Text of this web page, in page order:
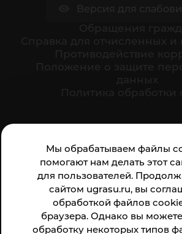
Мы обрабатываем файлы
помогают нам делать этот
для пользователей.
сайтом ugrasu.ru, вы
обработкой файлов
браузера. Однако вы
обработку некоторых типов
организации: